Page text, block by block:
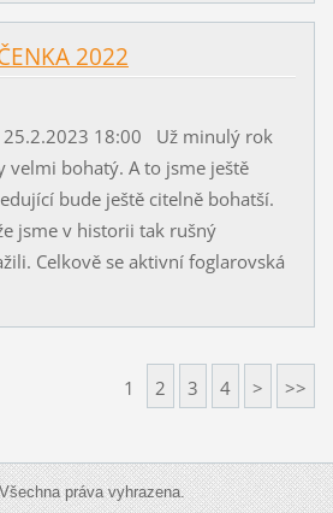
2022
25.2.2023 18:00 Už minulý rok
velmi bohatý. A to jsme ještě
bude ještě citelně bohatší.
jsme v historii tak rušný
Celkově se aktivní foglarovská
1 2 3 4 > >>
práva vyhrazena.